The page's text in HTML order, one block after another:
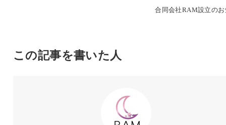
合同会社RAM設立の
この記事を書いた人